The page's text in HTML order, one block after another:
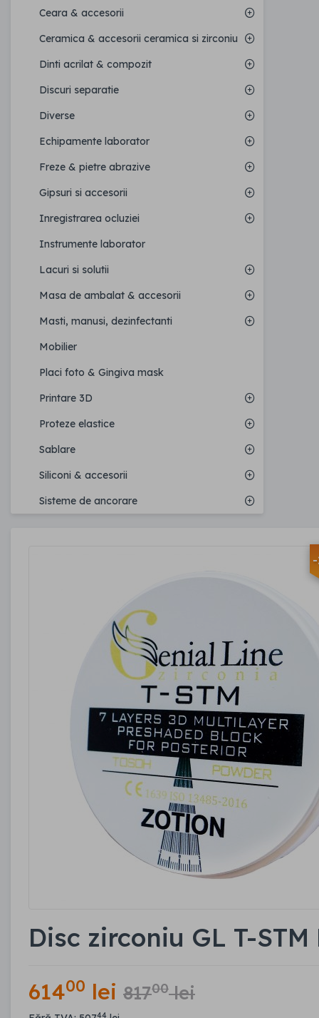
Ceara & accesorii
Ceramica & accesorii ceramica si zirconiu
Dinti acrilat & compozit
Discuri separatie
Diverse
Echipamente laborator
Freze & pietre abrazive
Gipsuri si accesorii
Inregistrarea ocluziei
Instrumente laborator
Lacuri si solutii
Masa de ambalat & accesorii
Masti, manusi, dezinfectanti
Mobilier
Placi foto & Gingiva mask
Printare 3D
Proteze elastice
Sablare
Siliconi & accesorii
Sisteme de ancorare
Disc zirconiu GL T-
61400 lei 81700lei
44